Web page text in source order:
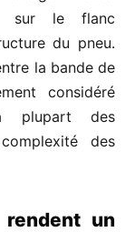
sur le flanc
du pneu.
la bande de
considéré
plupart des
des
rendent un